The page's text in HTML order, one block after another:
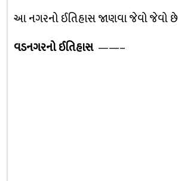
આ નગરનો ઈતિહાસ જાણવા જેવો જેવો છે
વડનગરનો ઈતિહાસ——–